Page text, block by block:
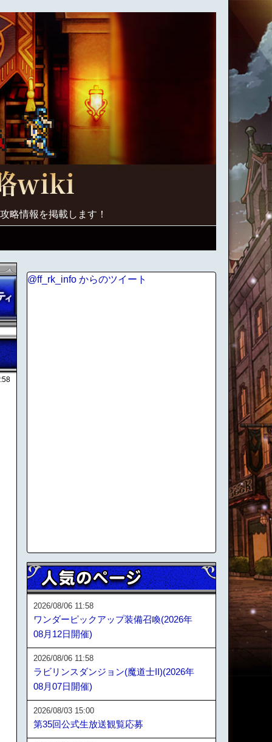
略情報を掲載します！
@ff_rk_info からのツイート
2026/08/06 11:58
ワンダーピックアップ装備召喚(2026年
08月12日開催)
2026/08/06 11:58
ラビリンスダンジョン(魔道士II)(2026年
08月07日開催)
2026/08/03 15:00
第35回公式生放送観覧応募